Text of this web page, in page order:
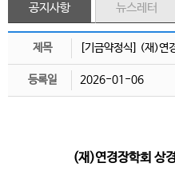
공지사항 뉴스레터
제목 [기금약정식] (재)연
등록일 2026-01-06
(재)연경장학회 상